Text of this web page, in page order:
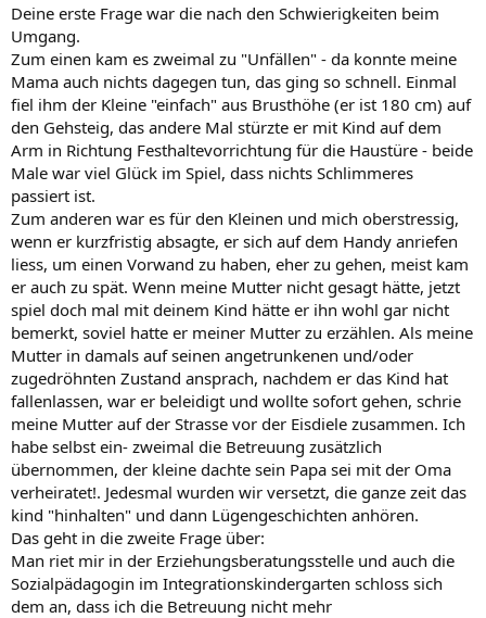
Deine erste Frage war die nach den Schwierigkeiten beim
Umgang.
Zum einen kam es zweimal zu "Unfällen" - da konnte meine
Mama auch nichts dagegen tun, das ging so schnell. Einmal
fiel ihm der Kleine "einfach" aus Brusthöhe (er ist 180 cm) auf
den Gehsteig, das andere Mal stürzte er mit Kind auf dem
Arm in Richtung Festhaltevorrichtung für die Haustüre - beide
Male war viel Glück im Spiel, dass nichts Schlimmeres
passiert ist.
Zum anderen war es für den Kleinen und mich oberstressig,
wenn er kurzfristig absagte, er sich auf dem Handy anriefen
liess, um einen Vorwand zu haben, eher zu gehen, meist kam
er auch zu spät. Wenn meine Mutter nicht gesagt hätte, jetzt
spiel doch mal mit deinem Kind hätte er ihn wohl gar nicht
bemerkt, soviel hatte er meiner Mutter zu erzählen. Als meine
Mutter in damals auf seinen angetrunkenen und/oder
zugedröhnten Zustand ansprach, nachdem er das Kind hat
fallenlassen, war er beleidigt und wollte sofort gehen, schrie
meine Mutter auf der Strasse vor der Eisdiele zusammen. Ich
habe selbst ein- zweimal die Betreuung zusätzlich
übernommen, der kleine dachte sein Papa sei mit der Oma
verheiratet!. Jedesmal wurden wir versetzt, die ganze zeit das
kind "hinhalten" und dann Lügengeschichten anhören.
Das geht in die zweite Frage über:
Man riet mir in der Erziehungsberatungsstelle und auch die
Sozialpädagogin im Integrationskindergarten schloss sich
dem an, dass ich die Betreuung nicht mehr